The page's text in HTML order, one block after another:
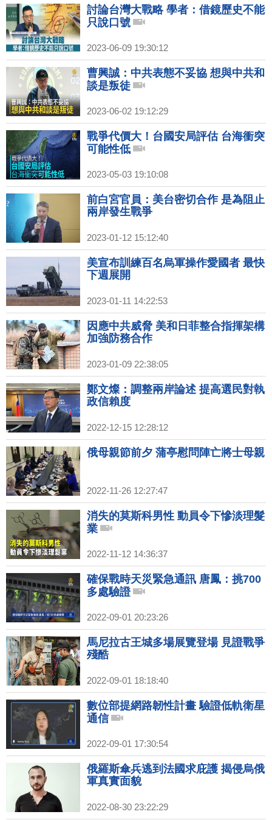
討論台灣大戰略 學者：借鏡歷史不能
只說口號
2023-06-09 19:30:12
曹興誠：中共表態不妥協 想與中共和
談是叛徒
2023-06-02 19:12:29
戰爭代價大！台國安局評估 台海衝突
可能性低
2023-05-03 19:10:08
前白宮官員：美台密切合作 是為阻止
兩岸發生戰爭
2023-01-12 15:12:40
美宣布訓練百名烏軍操作愛國者 最快
下週展開
2023-01-11 14:22:53
因應中共威脅 美和日菲整合指揮架構
加強防務合作
2023-01-09 22:38:05
鄭文燦：調整兩岸論述 提高選民對執
政信賴度
2022-12-15 12:28:12
俄母親節前夕 蒲亭慰問陣亡將士母親
2022-11-26 12:27:47
消失的莫斯科男性 動員令下慘淡理髮
業
2022-11-12 14:36:37
確保戰時天災緊急通訊 唐鳳：挑700
多處驗證
2022-09-01 20:23:26
馬尼拉古王城多場展覽登場 見證戰爭
殘酷
2022-09-01 18:18:40
數位部提網路韌性計畫 驗證低軌衛星
通信
2022-09-01 17:30:54
俄羅斯傘兵逃到法國求庇護 揭侵烏俄
軍真實面貌
2022-08-30 23:22:29